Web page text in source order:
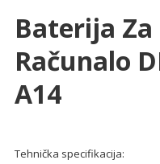
Baterija
Računalo
A14
Tehnička specifikacija: